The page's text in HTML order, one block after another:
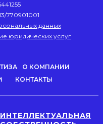
КОНТАКТЫ
О КОМПАНИИ
770901001
данных
юридических услуг
ИНТЕЛЛЕКТУАЛЬНАЯ